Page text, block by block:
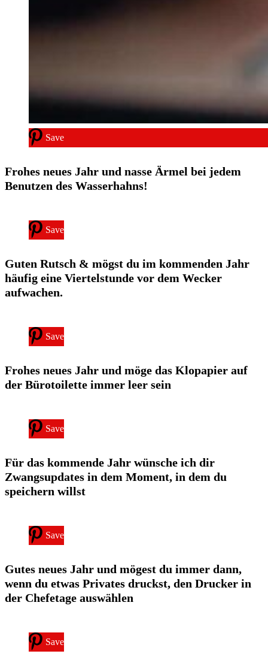
Save
Frohes neues Jahr und nasse Ärmel bei jedem
Benutzen des Wasserhahns!
Save
Guten Rutsch & mögst du im kommenden Jahr
häufig eine Viertelstunde vor dem Wecker
aufwachen.
Save
Frohes neues Jahr und möge das Klopapier auf
der Bürotoilette immer leer sein
Save
Für das kommende Jahr wünsche ich dir
Zwangsupdates in dem Moment, in dem du
speichern willst
Save
Gutes neues Jahr und mögest du immer dann,
wenn du etwas Privates druckst, den Drucker in
der Chefetage auswählen
Save